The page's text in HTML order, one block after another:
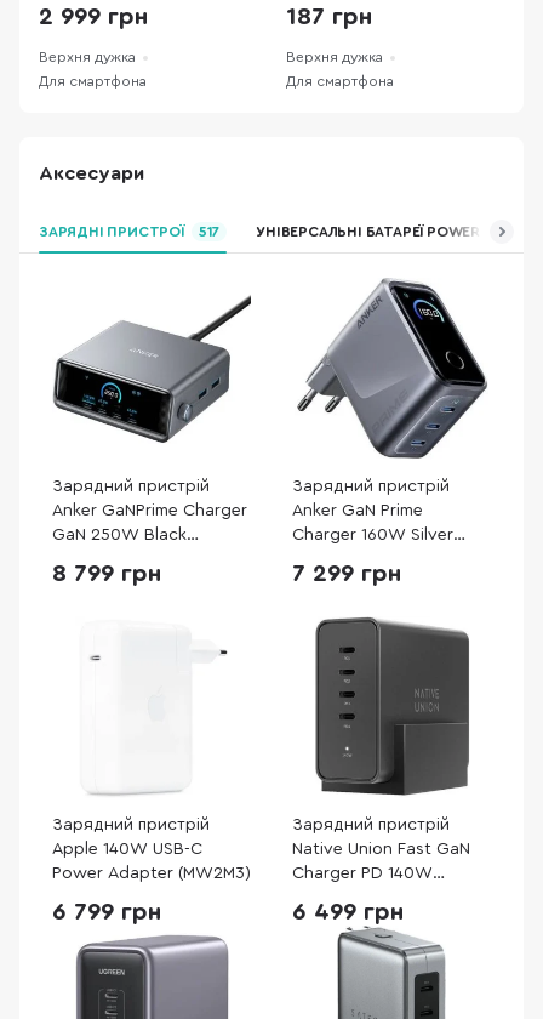
2 999 грн
Верхня дужка
Для смартфона
187 грн
Верхня дужка
Для смартфона
Аксесуари
ЗАРЯДНІ ПРИСТРОЇ 517 УНІВЕРСАЛЬНІ БАТАРЕЇ POWER BANK
Зарядний пристрій
Anker GaNPrime Charger
GaN 250W Black
8 799 грн
Зарядний пристрій
Anker GaN Prime
Charger 160W Silver
7 299 грн
Зарядний пристрій
Apple 140W USB-C
Power Adapter (MW2M3)
6 799 грн
Зарядний пристрій
Native Union Fast GaN
Charger PD 140W
PD140-BLK-EU)
6 499 грн